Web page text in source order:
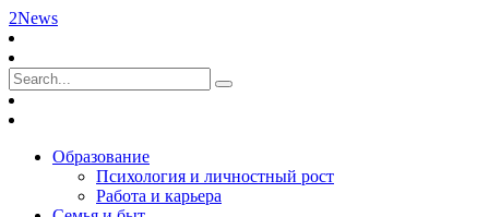
2News
Образование
Психология и личностный рост
Работа и карьера